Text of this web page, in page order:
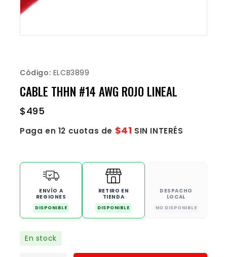
Código: ELCB3899
CABLE THHN #14 AWG ROJO LINEAL
$495
Paga en 12 cuotas de $41 SIN INTERÉS
ENVÍO A
REGIONES
DISPONIBLE
RETIRO EN
TIENDA
DISPONIBLE
DESPACHO
LOCAL
NO DISPONIBLE
En stock